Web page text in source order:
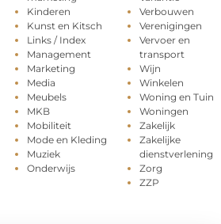
Kinderen
Kunst en Kitsch
Links / Index
Management
Marketing
Media
Meubels
MKB
Mobiliteit
Mode en Kleding
Muziek
Onderwijs
Verbouwen
Verenigingen
Vervoer en
transport
Wijn
Winkelen
Woning en Tuin
Woningen
Zakelijk
Zakelijke
dienstverlening
Zorg
ZZP